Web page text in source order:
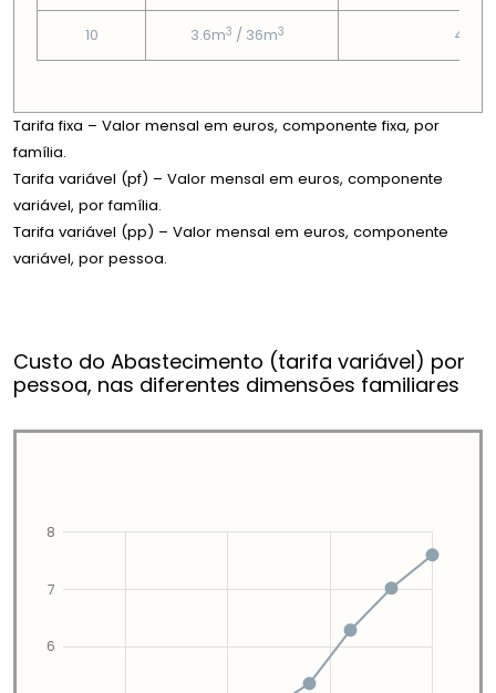
10 3.6m3 / 36m3 4.85€
Tarifa fixa – Valor mensal em euros, componente fixa, por
família.
Tarifa variável (pf) – Valor mensal em euros, componente
variável, por família.
Tarifa variável (pp) – Valor mensal em euros, componente
variável, por pessoa.
Custo do Abastecimento (tarifa variável) por
pessoa, nas diferentes dimensões familiares
6
7
8